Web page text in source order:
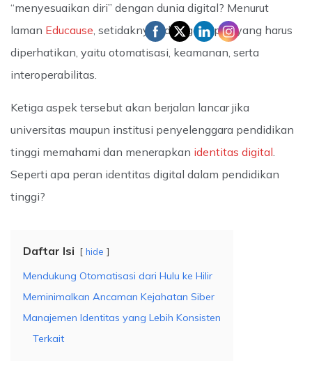
“menyesuaikan diri” dengan dunia digital? Menurut
laman Educause, setidaknya ada tiga aspek yang harus
diperhatikan, yaitu otomatisasi, keamanan, serta
interoperabilitas.
Ketiga aspek tersebut akan berjalan lancar jika
universitas maupun institusi penyelenggara pendidikan
tinggi memahami dan menerapkan identitas digital.
Seperti apa peran identitas digital dalam pendidikan
tinggi?
Daftar Isi hide
Mendukung Otomatisasi dari Hulu ke Hilir
Meminimalkan Ancaman Kejahatan Siber
Manajemen Identitas yang Lebih Konsisten
Terkait